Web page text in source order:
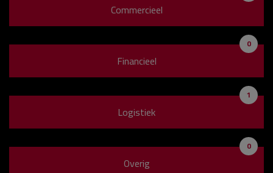
Commercieel
Financieel
0
Logistiek
1
Overig
0